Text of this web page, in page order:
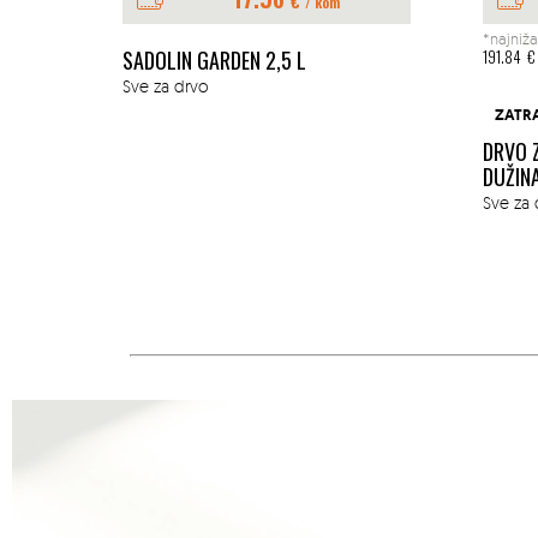
SADOLIN GARDEN 2,5 L
Sve za drvo
191.84 €
DRVO
Sve za